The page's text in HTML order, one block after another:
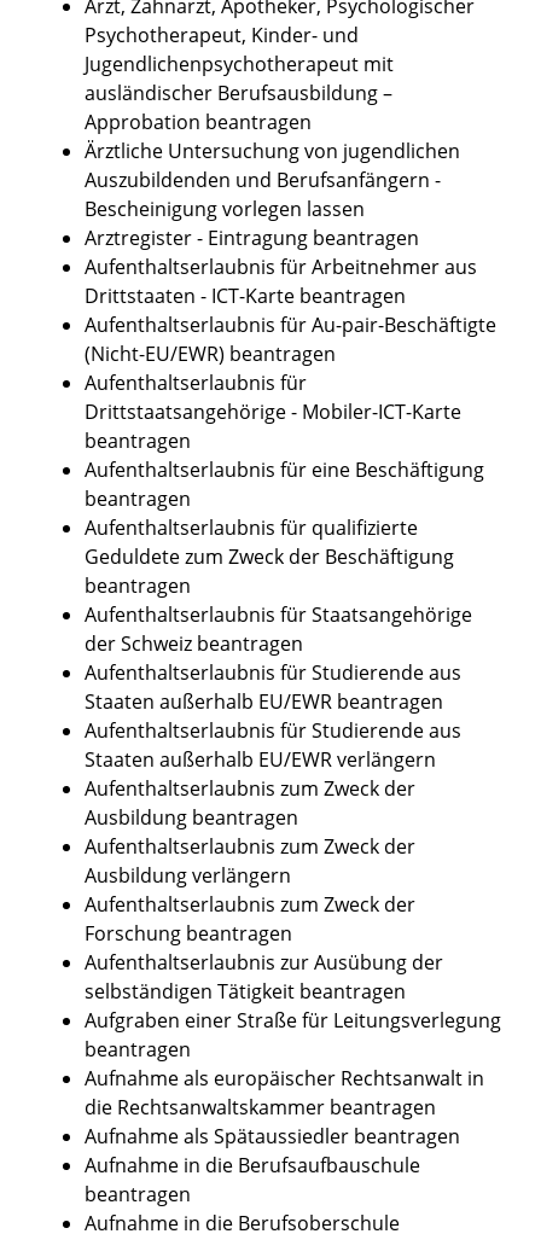
Arzt, Zahnarzt, Apotheker, Psychologischer
Psychotherapeut, Kinder- und
Jugendlichenpsychotherapeut mit
ausländischer Berufsausbildung –
Approbation beantragen
Ärztliche Untersuchung von jugendlichen
Auszubildenden und Berufsanfängern -
Bescheinigung vorlegen lassen
Arztregister - Eintragung beantragen
Aufenthaltserlaubnis für Arbeitnehmer aus
Drittstaaten - ICT-Karte beantragen
Aufenthaltserlaubnis für Au-pair-Beschäftigte
(Nicht-EU/EWR) beantragen
Aufenthaltserlaubnis für
Drittstaatsangehörige - Mobiler-ICT-Karte
beantragen
Aufenthaltserlaubnis für eine Beschäftigung
beantragen
Aufenthaltserlaubnis für qualifizierte
Geduldete zum Zweck der Beschäftigung
beantragen
Aufenthaltserlaubnis für Staatsangehörige
der Schweiz beantragen
Aufenthaltserlaubnis für Studierende aus
Staaten außerhalb EU/EWR beantragen
Aufenthaltserlaubnis für Studierende aus
Staaten außerhalb EU/EWR verlängern
Aufenthaltserlaubnis zum Zweck der
Ausbildung beantragen
Aufenthaltserlaubnis zum Zweck der
Ausbildung verlängern
Aufenthaltserlaubnis zum Zweck der
Forschung beantragen
Aufenthaltserlaubnis zur Ausübung der
selbständigen Tätigkeit beantragen
Aufgraben einer Straße für Leitungsverlegung
beantragen
Aufnahme als europäischer Rechtsanwalt in
die Rechtsanwaltskammer beantragen
Aufnahme als Spätaussiedler beantragen
Aufnahme in die Berufsaufbauschule
beantragen
Aufnahme in die Berufsoberschule